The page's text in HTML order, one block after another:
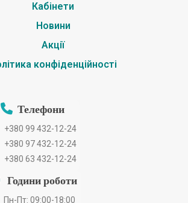
Кабінети
Новини
Акції
конфіденційності
Телефони
+380 99 432-12-24
+380 97 432-12-24
+380 63 432-12-24
Години роботи
Пн-Пт: 09:00-18:00